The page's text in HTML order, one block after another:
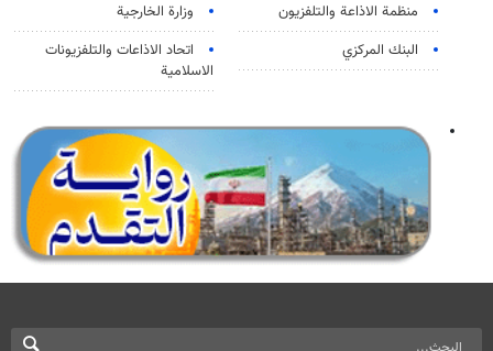
منظمة الاذاعة والتلفزیون
وزارة الخارجية
البنك المركزي
اتحاد الاذاعات والتلفزيونات
الاسلامية